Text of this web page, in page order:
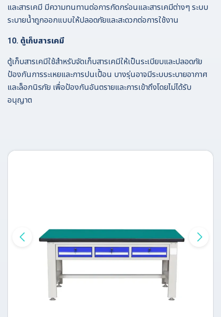
และสารเคมี มีความทนทานต่อการกัดกร่อนและสารเคมีต่างๆ ระบบ
ระบายน้ำถูกออกแบบให้ปลอดภัยและสะดวกต่อการใช้งาน
10. ตู้เก็บสารเคมี
ตู้เก็บสารเคมีใช้สำหรับจัดเก็บสารเคมีให้เป็นระเบียบและปลอดภัย
ป้องกันการระเหยและการปนเปื้อน บางรุ่นอาจมีระบบระบายอากาศ
และล็อกนิรภัย เพื่อป้องกันอันตรายและการเข้าถึงโดยไม่ได้รับ
อนุญาต